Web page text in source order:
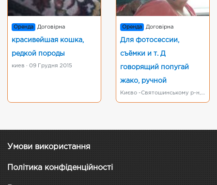
Оренда Договірна
красивейшая кошка,
редкой породы
киев · 09 Грудня 2015
Оренда Договірна
Для фотосессии,
съёмки и т. Д
говорящий попугай
жако, ручной
Києво -Святошинському р-н, с. Горенка · 24 Серпня 2017
Умови використання
Політика конфіденційності